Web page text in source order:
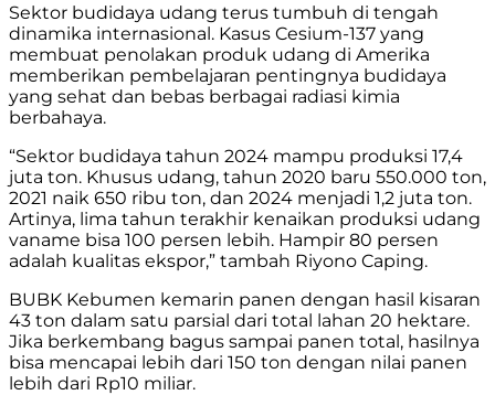
Sektor budidaya udang terus tumbuh di tengah
dinamika internasional. Kasus Cesium-137 yang
membuat penolakan produk udang di Amerika
memberikan pembelajaran pentingnya budidaya
yang sehat dan bebas berbagai radiasi kimia
berbahaya.
“Sektor budidaya tahun 2024 mampu produksi 17,4
juta ton. Khusus udang, tahun 2020 baru 550.000 ton,
2021 naik 650 ribu ton, dan 2024 menjadi 1,2 juta ton.
Artinya, lima tahun terakhir kenaikan produksi udang
vaname bisa 100 persen lebih. Hampir 80 persen
adalah kualitas ekspor,” tambah Riyono Caping.
BUBK Kebumen kemarin panen dengan hasil kisaran
43 ton dalam satu parsial dari total lahan 20 hektare.
Jika berkembang bagus sampai panen total, hasilnya
bisa mencapai lebih dari 150 ton dengan nilai panen
lebih dari Rp10 miliar.